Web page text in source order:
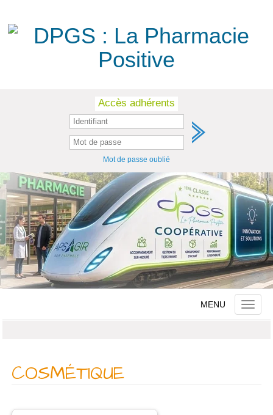
Accès adhérents
Mot de passe oublié
Toggle
MENU
COSMÉTIQUE